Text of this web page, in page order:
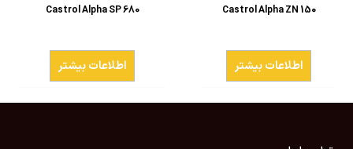
Castrol Alpha ZN 150
اطلاعات بیشتر
Castrol Alpha SP 680
اطلاعات بیشتر